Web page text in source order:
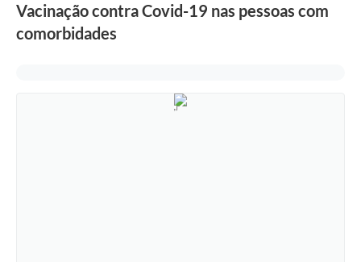
Vacinação contra Covid-19 nas pessoas com
comorbidades